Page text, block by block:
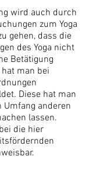
wird auch durch
zum Yoga
gehen, dass die
des Yoga nicht
Betätigung
man bei
Diese hat man
anderen
lassen.
die hier